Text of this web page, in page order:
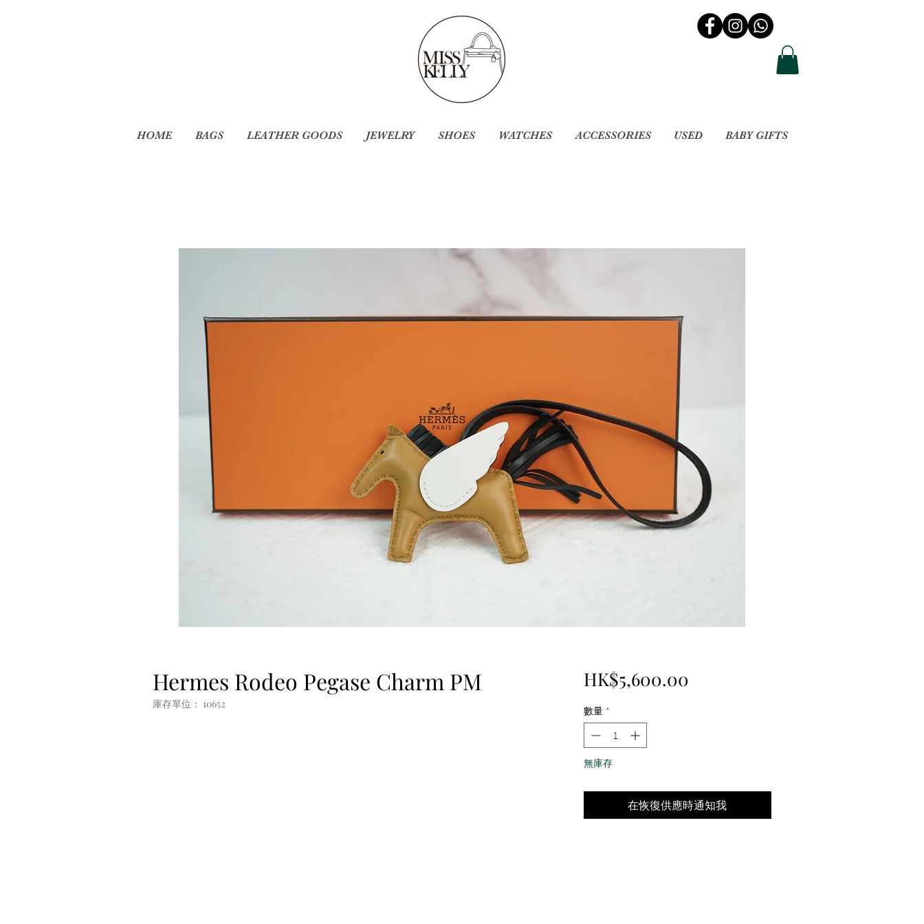
HOME BAGS LEATHER GOODS JEWELRY SHOES WATCHES ACCESSORIES USED BABY GIFTS
Hermes Rodeo Pegase Charm PM
庫存單位： 10652
HK$5,600.00價
數量 *
無庫存
在恢復供應時通知我